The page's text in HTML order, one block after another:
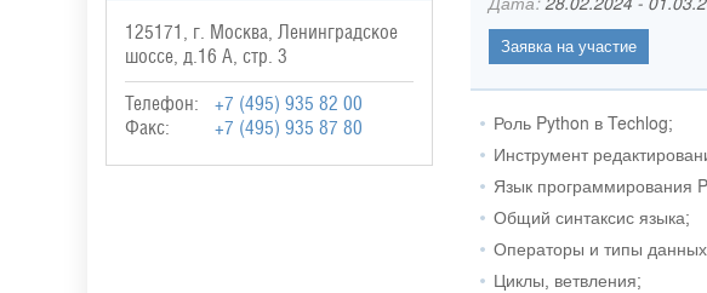
125171, г. Москва, Ленинградское
шоссе, д.16 А, стр. 3
Телефон:
+7 (495) 935 82 00
Факс:
+7 (495) 935 87 80
Роль Python в Techlog;
Инструмент
Язык программирования
Общий синтаксис языка;
Операторы и типы
Циклы, ветвления;